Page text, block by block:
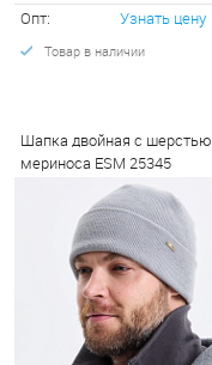
Опт: Узнать цену
Товар в наличии
Шапка двойная с шерстью
мериноса ESM 25345